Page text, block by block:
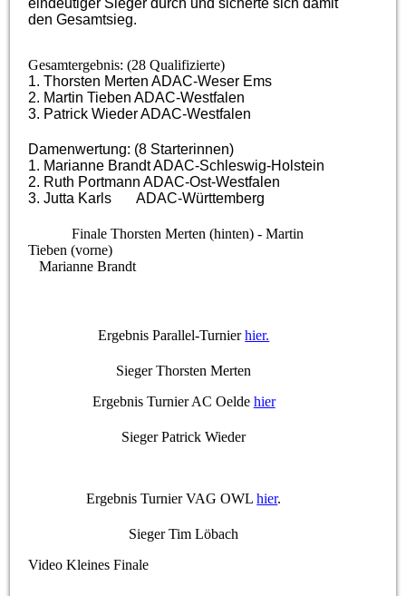
den Gesamtsieg.
Gesamtergebnis: (28 Qualifizierte)
1. Thorsten Merten ADAC-Weser Ems
2. Martin Tieben ADAC-Westfalen
3. Patrick Wieder ADAC-Westfalen
Damenwertung: (8 Starterinnen)
1. Marianne Brandt ADAC-Schleswig-Holstein
2. Ruth Portmann ADAC-Ost-Westfalen
3. Jutta Karls ADAC-Württemberg
Finale Thorsten Merten (hinten) - Martin
Tieben (vorne)
Marianne Brandt
Ergebnis Parallel-Turnierhier.
Sieger Thorsten Merten
Ergebnis Turnier AC Oelde hier
Sieger Patrick Wieder
Ergebnis Turnier VAG OWLhier.
Sieger Tim Löbach
Video Kleines Finale